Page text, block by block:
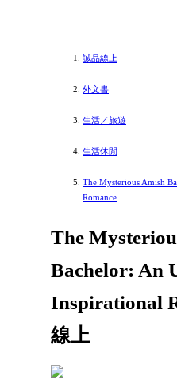
誠品線上
外文書
生活／旅遊
生活休閒
The Mysterious Amish
Romance
The
Bachelor: An
Inspirational
線上